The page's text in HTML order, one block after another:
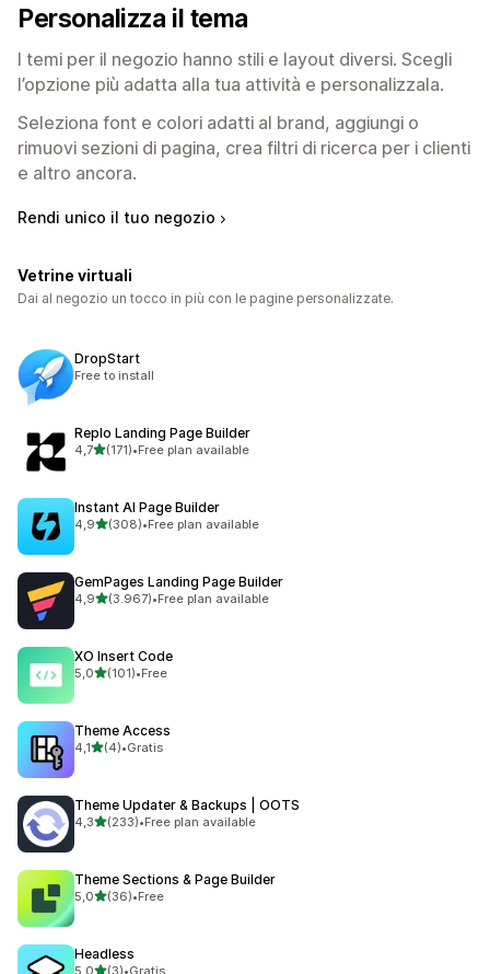
Personalizza il tema
I temi per il negozio hanno stili e layout diversi. Scegli
l’opzione più adatta alla tua attività e personalizzala.
Seleziona font e colori adatti al brand, aggiungi o
rimuovi sezioni di pagina, crea filtri di ricerca per i clienti
e altro ancora.
Rendi unico il tuo negozio
Vetrine virtuali
Dai al negozio un tocco in più con le pagine personalizzate.
DropStart
Free to install
Replo Landing Page Builder
4,7stelle su 5
(171)
171 recensioni totali
•Free plan available
Instant AI Page Builder
4,9stelle su 5
(308)
308 recensioni totali
•Free plan available
GemPages Landing Page Builder
4,9stelle su 5
(3.967)
3967 recensioni totali
•Free plan available
XO Insert Code
5,0stelle su 5
(101)
101 recensioni totali
•Free
Theme Access
4,1stelle su 5
(4)
4 recensioni totali
•Gratis
Theme Updater & Backups | OOTS
4,3stelle su 5
(233)
233 recensioni totali
•Free plan available
Theme Sections & Page Builder
5,0stelle su 5
(36)
36 recensioni totali
•Free
Headless
stelle su 5